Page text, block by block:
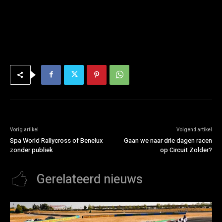
Vorig artikel
Spa World Rallycross of Benelux
zonder publiek
Volgend artikel
Gaan we naar drie dagen racen
op Circuit Zolder?
Gerelateerd nieuws